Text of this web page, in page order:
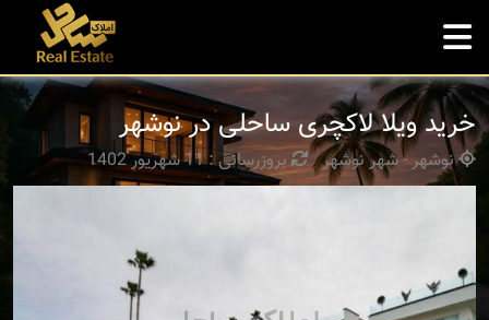
خرید ویلا لاکچری ساحلی در نوشهر
نوشهر - شهر نوشهر بروزرسانی : 11 شهریور 1402